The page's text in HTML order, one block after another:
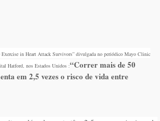
in Heart Attack Survivors” divulgada no periódico Mayo Clinic
Hatford, nos Estados Unidos :“Correr mais de 50
em 2,5 vezes o risco de vida entre